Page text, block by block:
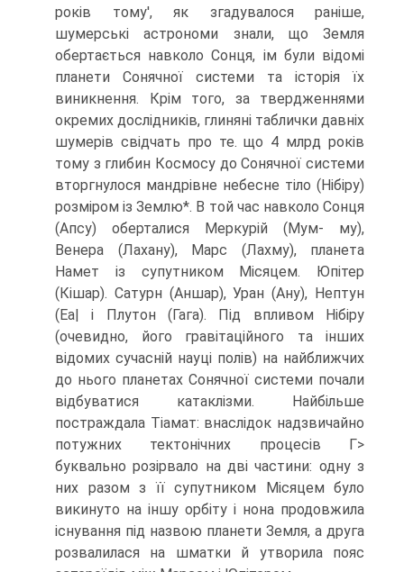
років тому', як згадувалося раніше,
шумерські астрономи знали, що Земля
обертається навколо Сонця, ім були відомі
планети Сонячної системи та історія їх
виникнення. Крім того, за твердженнями
окремих дослідників, гли­няні таблички давніх
шумерів свідчать про те. що 4 млрд років
тому з глибин Космосу до Сонячної системи
вторгнулося мандрівне небесне тіло (Нібіру)
роз­міром із Землю*. В той час навколо Сонця
(Апсу) оберталися Меркурій (Мум- му),
Венера (Лахану), Марс (Лахму), планета
Намет із супутником Місяцем. Юпітер
(Кішар). Сатурн (Аншар), Уран (Ану), Нептун
(Еа| і Плутон (Гага). Під впливом Нібіру
(очевидно, його гравітаційного та інших
відомих сучасній науці полів) на найближчих
до нього планетах Сонячної системи почали
відбуватися катаклізми. Найбільше
постраждала Тіамат: внаслідок надзвичайно
потужних тектонічних процесів Г>
буквально розірвало на дві частини: одну з
них разом з її супутником Місяцем було
викинуто на іншу орбіту і нона продовжила
існу­вання під назвою планети Земля, а друга
розвалилася на шматки й утворила пояс